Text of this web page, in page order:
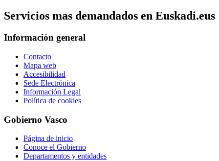
Servicios mas demandados en Euskadi.eus
Información general
Contacto
Mapa web
Accesibilidad
Sede Electrónica
Información Legal
Política de cookies
Gobierno Vasco
Página de inicio
Conoce el Gobierno
Departamentos y entidades